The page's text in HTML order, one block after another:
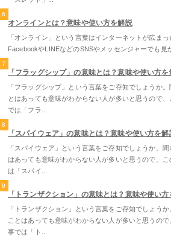
6
オンラインとは？意味や使い方を解説
「オンライン」という言葉はインターネットが広まっ
FacebookやLINEなどのSNSやメッセンジャーでも見
7
「フラッグシップ」の意味とは？意味や使い方を
「フラッグシップ」という言葉をご存知でしょうか。
とはあっても意味がわからない人が多いと思うので、
では「フラ...
8
「スパイウェア」の意味とは？意味や使い方を解
「スパイウェア」という言葉をご存知でしょうか。聞
はあっても意味がわからない人が多いと思うので、こ
は「スパイ...
9
「トランザクション」の意味とは？意味や使い方
「トランザクション」という言葉をご存知でしょうか
ことはあっても意味がわからない人が多いと思うので
事では「ト...